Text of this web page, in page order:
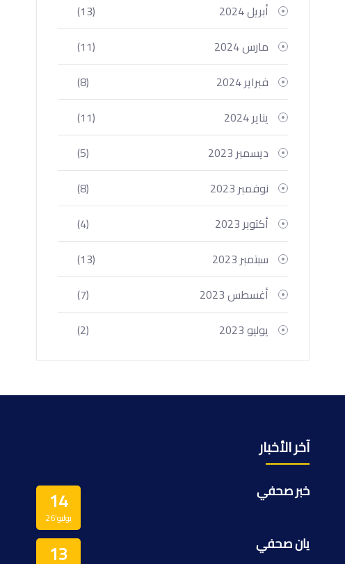
أبريل 2024
(13)
مارس 2024
(11)
فبراير 2024
(8)
يناير 2024
(11)
ديسمبر 2023
(5)
نوفمبر 2023
(8)
أكتوبر 2023
(4)
سبتمبر 2023
(13)
أغسطس 2023
(7)
يوليو 2023
(2)
آخر الأخبار
14
يوليو’26
خبر صحفي
13 يان صحفي